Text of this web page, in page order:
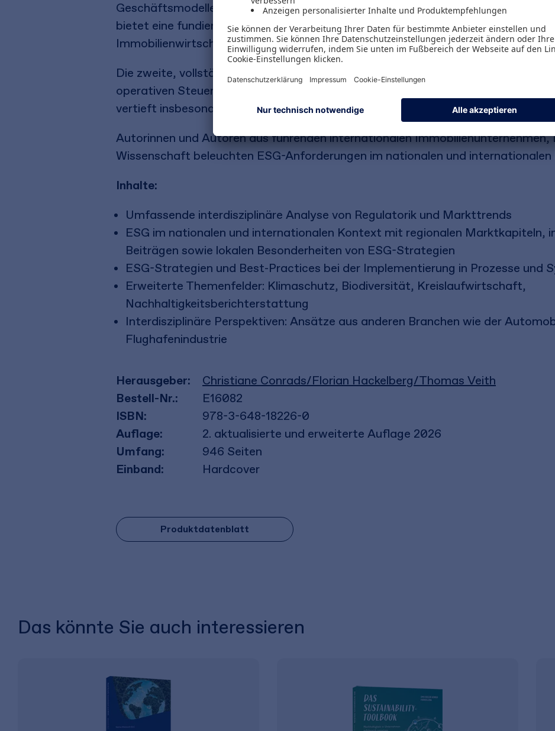
Geschäftsmodelle, Regulierung und Risikomanagement entwickelt. Dieses
bietet eine fundierte und praxisorientierte Auseinandersetzung mit der ESG-
Immobilienwirtschaft.
Die zweite, vollständig überarbeitete Auflage zeigt, wie ESG vom
operativen Steuerungsinstrument wurde. Sie wurde erweitert um geografische
vertieft insbesondere Biodiversität, Kreislaufwirtschaft und
Autorinnen und Autoren aus führenden internationalen Immobilienunternehmen,
Wissenschaft beleuchten ESG-Anforderungen im nationalen und
Inhalte:
Umfassende interdisziplinäre Analyse von Regulatorik und Markttrends
ESG im nationalen und internationalen Kontext mit regionalen Marktkapiteln,
Beiträgen sowie lokalen Besonderheiten von ESG-Strategien
ESG-Strategien und Best-Practices bei der Implementierung in Prozesse und
Erweiterte Themenfelder: Klimaschutz, Biodiversität, Kreislaufwirtschaft,
Nachhaltigkeitsberichterstattung
Interdisziplinäre Perspektiven: Ansätze aus anderen Branchen wie der
Flughafenindustrie
Herausgeber:
Christiane Conrads/Florian Hackelberg/Thomas Veith
Bestell-Nr.:
E16082
ISBN:
978-3-648-18226-0
Auflage:
2. aktualisierte und erweiterte Auflage 2026
Umfang:
946 Seiten
Einband:
Hardcover
Produktdatenblatt
Das könnte Sie auch interessieren